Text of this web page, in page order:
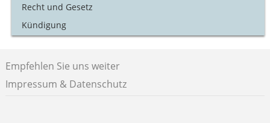
Recht und Gesetz
Kündigung
Empfehlen Sie uns weiter
Impressum & Datenschutz